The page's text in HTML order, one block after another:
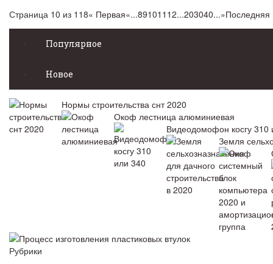
Страница 10 из 118« Первая«...891011 12...203040...»Последняя
Популярное
Новое
Нормы строительства снт 2020
Окоф лестница алюминиевая
Видеодомофон косгу 310
Земля
Процесс изготовления пластиковых втулок
Рубрики